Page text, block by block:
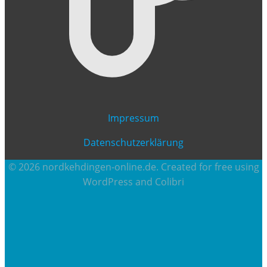
Impressum
Datenschutzerklärung
© 2026 nordkehdingen-online.de. Created for free using
WordPress and Colibri